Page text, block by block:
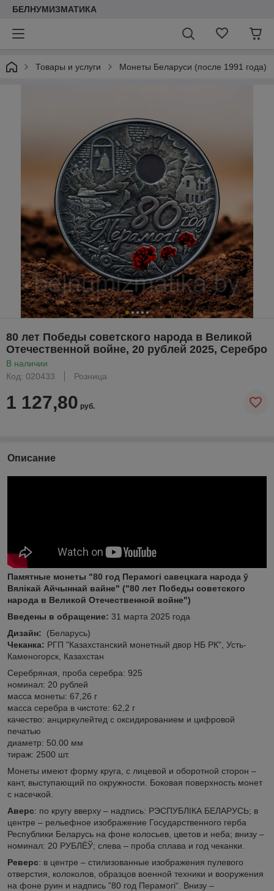
БЕЛНУМИЗМАТИКА
Товары и услуги Монеты Беларуси (после 1991 года)
80 лет Победы советского народа в Великой
Отечественной войне, 20 рублей 2025, Серебро
В наличии
Код: 020433
Розница
1 127,80 руб.
Описание
Памятные монеты "80 год Перамогі савецкага народа ў
Вялікай Айчыннай вайне" ("80 лет Победы советского
народа в Великой Отечественной войне")
Введены в обращение: 31 марта 2025 года
Дизайн: (Беларусь)
Чеканка: РГП "Казахстанский монетный двор НБ РК", Усть-
Каменогорск, Казахстан
Серебряная, проба серебра: 925
номинал: 20 рублей
масса монеты: 67,26 г
масса серебра в чистоте: 62,2 г
качество: анциркулейтед с оксидированием и цифровой
печатью
диаметр: 50.00 мм
тираж: 2500 шт.
Монеты имеют форму круга, с лицевой и оборотной сторон –
кант, выступающий по окружности. Боковая поверхность монет
с насечкой.
Аверс: по кругу вверху – надпись: РЭСПУБЛІКА БЕЛАРУСЬ; в
центре – рельефное изображение Государственного герба
Республики Беларусь на фоне колосьев, цветов и неба; внизу –
номинал: 20 РУБЛЁЎ; слева – проба сплава и год чеканки.
Реверс: в центре – стилизованные изображения пулевого
отверстия, колоколов, образцов военной техники и вооружения
на фоне руин и надпись ”80 год Перамогі“. Внизу –